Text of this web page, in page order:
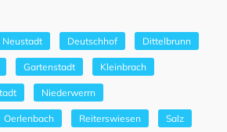
Neustadt Deutschhof Dittelbrunn
Gartenstadt Kleinbrach
Niederwerrn
Oerlenbach Reiterswiesen Salz